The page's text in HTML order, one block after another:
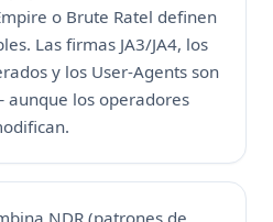
o Brute Ratel definen
Las firmas JA3/JA4, los
y los User-Agents son
aunque los operadores
NDR (patrones de